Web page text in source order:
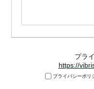
プラ
https://
プライバシーポリ